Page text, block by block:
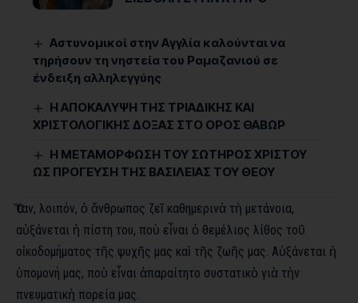
Αστυνομικοί στην Αγγλία καλούνται να
τηρήσουν τη νηστεία του Ραμαζανιού σε
ένδειξη αλληλεγγύης
Η ΑΠΟΚΑΛΥΨΗ ΤΗΣ ΤΡΙΑΔΙΚΗΣ ΚΑΙ
ΧΡΙΣΤΟΛΟΓΙΚΗΣ ΔΟΞΑΣ ΣΤΟ ΟΡΟΣ ΘΑΒΩΡ
Η ΜΕΤΑΜΟΡΦΩΣΗ ΤΟΥ ΣΩΤΗΡΟΣ ΧΡΙΣΤΟΥ
ΩΣ ΠΡΟΓΕΥΣΗ ΤΗΣ ΒΑΣΙΛΕΙΑΣ ΤΟΥ ΘΕΟΥ
Ὅταν, λοιπόν, ὁ ἄνθρωπος ζεῖ καθημερινὰ τὴ μετάνοια,
αὐξάνεται ἡ πίστη του, ποὺ εἶναι ὁ θεμέλιος λίθος τοῦ
οἰκοδομήματος τῆς ψυχῆς μας καὶ τῆς ζωῆς μας. Αὐξάνεται ἡ
ὑπομονή μας, ποὺ εἶναι ἀπαραίτητο συστατικὸ γιὰ τὴν
πνευματικὴ πορεία μας.